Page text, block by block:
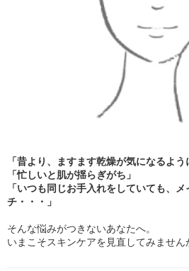
「昔より、ますます乾燥が気になるよう
「忙しいと肌が揺らぎがち」
「いつも同じお手入れをしていても、
チ・・・」
そんな悩みがつきないあなたへ。
いまこそスキンケアを見直してみません